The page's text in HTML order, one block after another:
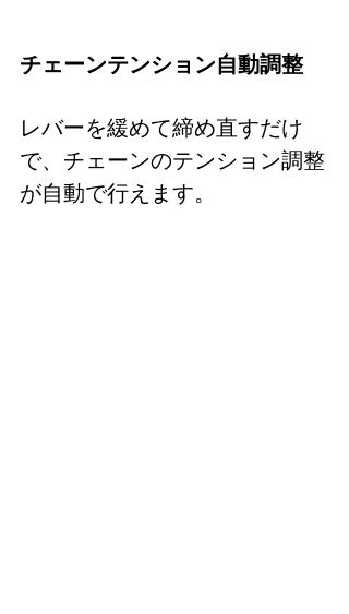
チェーンテンション自動調整
レバーを緩めて締め直すだけ
で、チェーンのテンション調整
が自動で行えます。